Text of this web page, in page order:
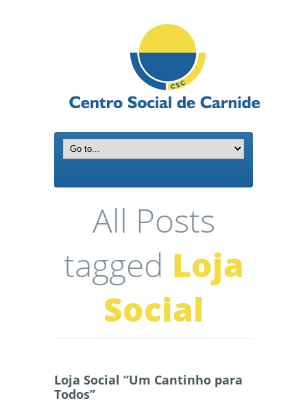
All Posts
tagged Loja
Social
Loja Social “Um Cantinho para
Todos”